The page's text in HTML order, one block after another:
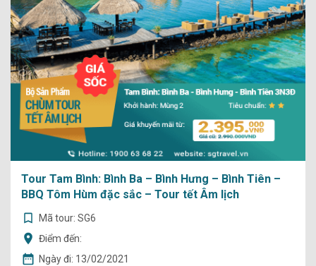
Tour Tam Bình: Bình Ba – Bình Hưng – Bình Tiên –
BBQ Tôm Hùm đặc sắc – Tour tết Âm lịch
Mã tour: SG6
Điểm đến:
Ngày đi: 13/02/2021